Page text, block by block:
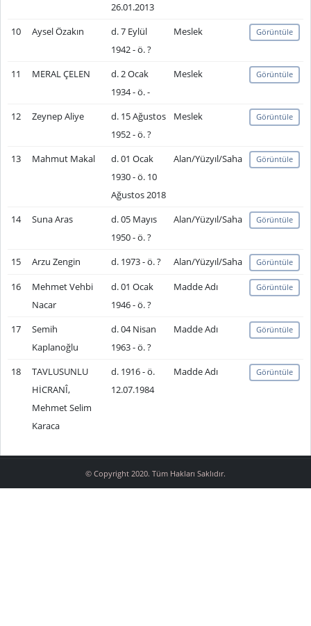
26.01.2013
10 Aysel Özakın
d. 7 Eylül
1942 - ö. ?
Meslek Görüntüle
11 MERAL ÇELEN
d. 2 Ocak
1934 - ö. -
Meslek Görüntüle
12 Zeynep Aliye
d. 15 Ağustos
1952 - ö. ?
Meslek Görüntüle
13 Mahmut Makal
d. 01 Ocak
1930 - ö. 10
Ağustos 2018
Alan/Yüzyıl/Saha Görüntüle
14 Suna Aras
d. 05 Mayıs
1950 - ö. ?
Alan/Yüzyıl/Saha Görüntüle
15 Arzu Zengin d. 1973 - ö. ? Alan/Yüzyıl/Saha Görüntüle
16
Mehmet Vehbi
Nacar
d. 01 Ocak
1946 - ö. ?
Madde Adı Görüntüle
17
Semih
Kaplanoğlu
d. 04 Nisan
1963 - ö. ?
Madde Adı Görüntüle
18
TAVLUSUNLU
HİCRANÎ,
Mehmet Selim
Karaca
d. 1916 - ö.
12.07.1984
Madde Adı Görüntüle
© Copyright 2020. Tüm Hakları Saklıdır.